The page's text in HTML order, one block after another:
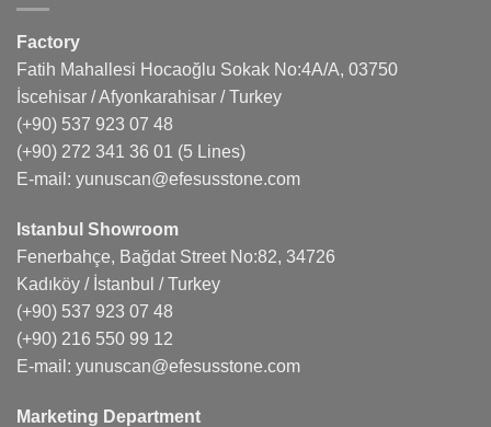
Factory
Fatih Mahallesi Hocaoğlu Sokak No:4A/A, 03750
İscehisar / Afyonkarahisar / Turkey
(+90) 537 923 07 48
(+90) 272 341 36 01 (5 Lines)
E-mail: yunuscan@efesusstone.com
Istanbul Showroom
Fenerbahçe, Bağdat Street No:82, 34726
Kadıköy / İstanbul / Turkey
(+90) 537 923 07 48
(+90) 216 550 99 12
E-mail: yunuscan@efesusstone.com
Marketing Department